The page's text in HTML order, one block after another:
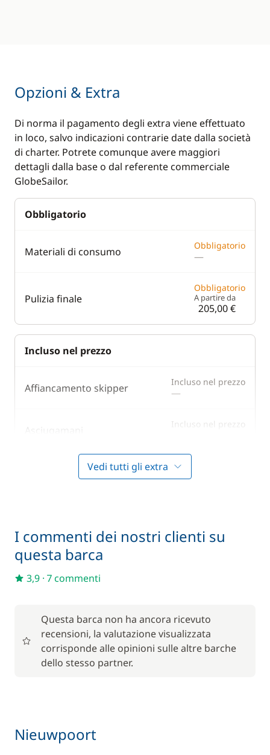
Opzioni & Extra
Di norma il pagamento degli extra viene effettuato
in loco, salvo indicazioni contrarie date dalla società
di charter. Potrete comunque avere maggiori
dettagli dalla base o dal referente commerciale
GlobeSailor.
Obbligatorio
Materiali di consumo Obbligatorio
—
Pulizia finale
Obbligatorio
A partire da
205,00 €
Incluso nel prezzo
Affiancamento skipper Incluso nel prezzo
—
Asciugamani Incluso nel prezzo
Costi amministrativi/spese di
Incluso nel prezzo
—
In opzione
Barbecue / settimana
Vedi tutti gli extra
I commenti dei nostri clienti su
questa barca
3,9 · 7 commenti
Questa barca non ha ancora ricevuto
recensioni, la valutazione visualizzata
corrisponde alle opinioni sulle altre barche
dello stesso partner.
Nieuwpoort